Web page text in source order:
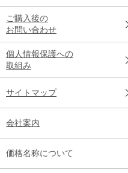
ご購入後の
お問い合わせ
個人情報保護への
取組み
サイトマップ
会社案内
価格名称について